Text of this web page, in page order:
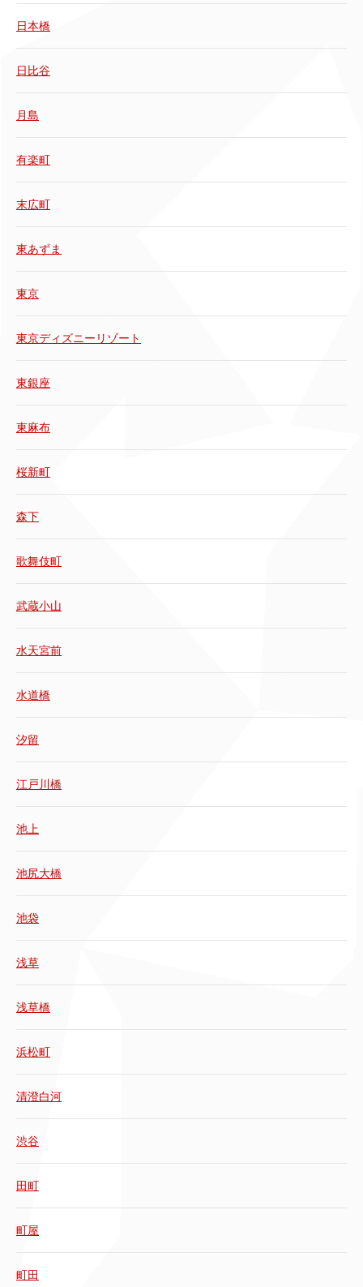
日本橋
日比谷
月島
有楽町
末広町
東あずま
東京
東京ディズニーリゾート
東銀座
東麻布
桜新町
森下
歌舞伎町
武蔵小山
水天宮前
水道橋
汐留
江戸川橋
池上
池尻大橋
池袋
浅草
浅草橋
浜松町
清澄白河
渋谷
田町
町屋
町田